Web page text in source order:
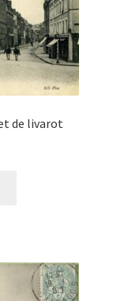
de livarot